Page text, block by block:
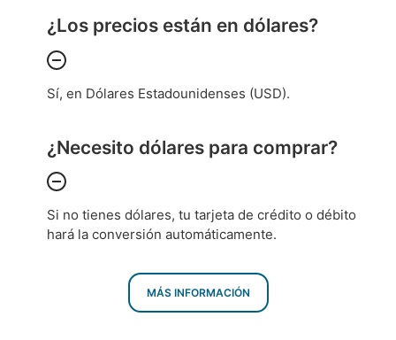
¿Los precios están en dólares?
Sí, en Dólares Estadounidenses (USD).
¿Necesito dólares para comprar?
Si no tienes dólares, tu tarjeta de crédito o débito
hará la conversión automáticamente.
MÁS INFORMACIÓN